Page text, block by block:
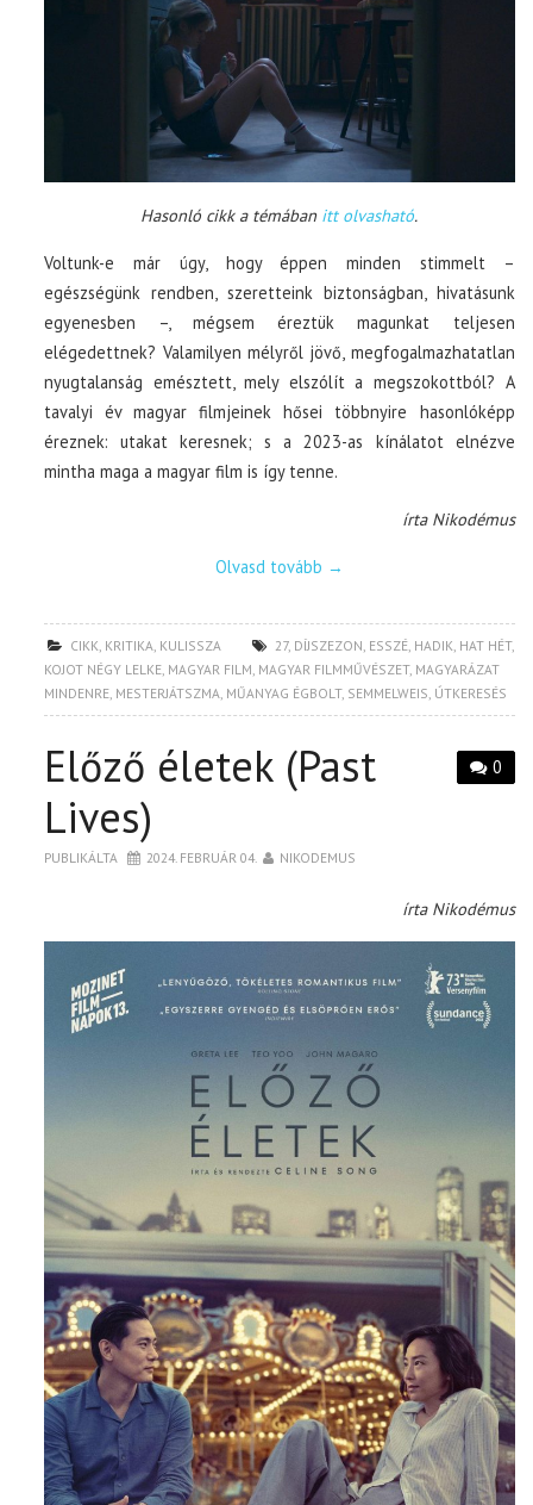
Hasonló cikk a témában itt olvasható.
Voltunk-e már úgy, hogy éppen minden stimmelt –
egészségünk rendben, szeretteink biztonságban, hivatásunk
egyenesben –, mégsem éreztük magunkat teljesen
elégedettnek? Valamilyen mélyről jövő, megfogalmazhatatlan
nyugtalanság emésztett, mely elszólít a megszokottból? A
tavalyi év magyar filmjeinek hősei többnyire hasonlóképp
éreznek: utakat keresnek; s a 2023-as kínálatot elnézve
mintha maga a magyar film is így tenne.
írta Nikodémus
Olvasd tovább →
CIKK KRITIKA KULISSZA 27, DÍJSZEZON ESSZÉ HADIK HAT HÉT,
KOJOT NÉGY LELKE MAGYAR FILM MAGYAR FILMMŰVÉSZET, MAGYARÁZAT
MINDENRE MESTERJÁTSZMA MŰANYAG ÉGBOLT, SEMMELWEIS ÚTKERESÉS
0
Előző életek (Past
Lives)
PUBLIKÁLTA 2024. FEBRUÁR 04. NIKODEMUS
írta Nikodémus